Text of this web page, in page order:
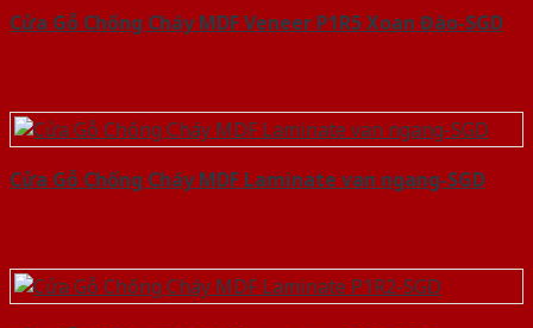
Cửa Gỗ Chống Cháy MDF Veneer P1R5 Xoan Đào-SGD
Cửa Gỗ Chống Cháy MDF Laminate van ngang-SGD